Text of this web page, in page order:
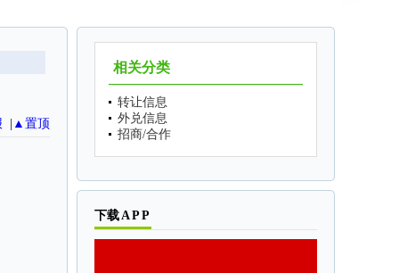
▲置顶
相关分类
转让信息
外兑信息
招商/合作
下载APP